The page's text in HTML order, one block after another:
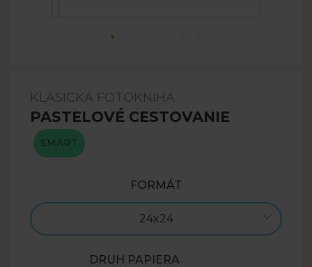
KLASICKÁ FOTOKNIHA
PASTELOVÉ CESTOVANIE
SMART
FORMÁT
24x24
DRUH PAPIERA